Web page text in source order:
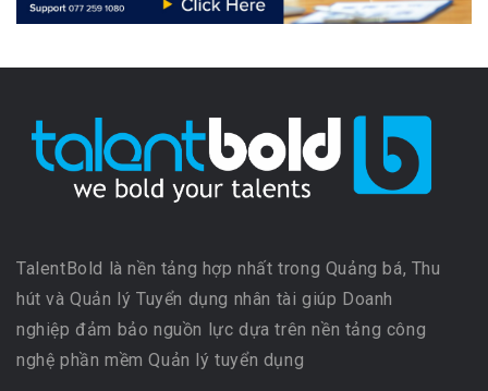
TalentBold là nền tảng hợp nhất trong Quảng bá, Thu
hút và Quản lý Tuyển dụng nhân tài giúp Doanh
nghiệp đảm bảo nguồn lực dựa trên nền tảng công
nghệ phần mềm Quản lý tuyển dụng